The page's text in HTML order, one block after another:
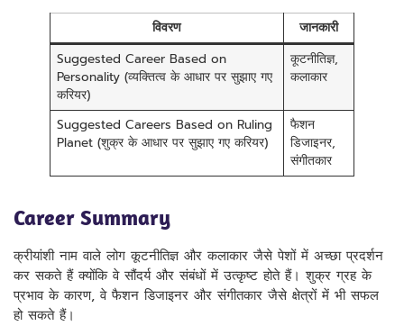
विवरण
जानकारी
Suggested Career Based on
Personality (व्यक्तित्व के आधार पर सुझाए गए
करियर)
कूटनीतिज्ञ,
कलाकार
Suggested Careers Based on Ruling
Planet (शुक्र के आधार पर सुझाए गए करियर)
फैशन
डिजाइनर,
संगीतकार
Career Summary
क्रीयांशी नाम वाले लोग कूटनीतिज्ञ और कलाकार जैसे पेशों में अच्छा प्रदर्शन
कर सकते हैं क्योंकि वे सौंदर्य और संबंधों में उत्कृष्ट होते हैं। शुक्र ग्रह के
प्रभाव के कारण, वे फैशन डिजाइनर और संगीतकार जैसे क्षेत्रों में भी सफल
हो सकते हैं।